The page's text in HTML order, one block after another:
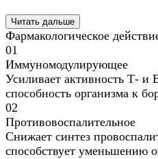
Читать дальше
Фармакологическое
01
Иммуномодулирующее
Усиливает активность Т- и
способность организма к
02
Противовоспалительное
Снижает синтез
способствует уменьшению